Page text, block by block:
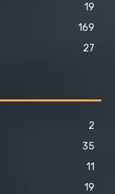
19
169
27
2
35
11
19